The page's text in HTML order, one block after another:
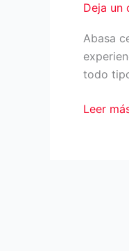
Deja un
Abasa
todo
Alquiler
Leer